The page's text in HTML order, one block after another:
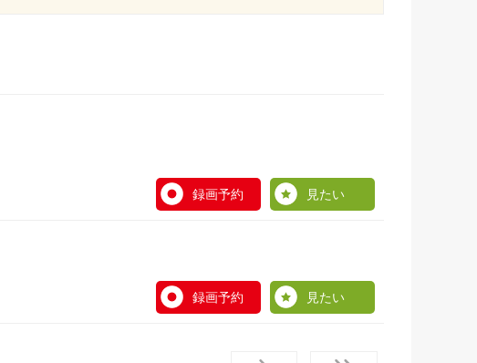
録画予約 見たい
録画予約 見たい